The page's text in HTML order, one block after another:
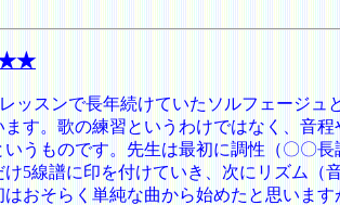
ッスンで長年続けていたソルフェージ
す。歌の練習というわけではなく、音
うものです。先生は最初に調性（〇〇
5線譜に印を付けていき、次にリズム
おそらく単純な曲から始めたと思いま